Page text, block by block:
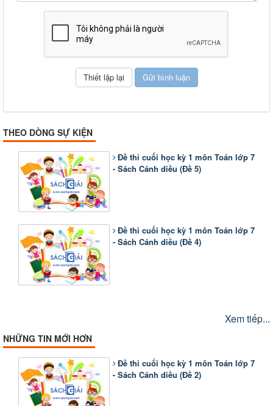
THEO DÒNG SỰ KIỆN
Đề thi cuối học kỳ 1 môn Toán lớp 7
- Sách Cánh diều (Đề 5)
Đề thi cuối học kỳ 1 môn Toán lớp 7
- Sách Cánh diều (Đề 4)
Xem tiếp...
NHỮNG TIN MỚI HƠN
Đề thi cuối học kỳ 1 môn Toán lớp 7
- Sách Cánh diều (Đề 2)